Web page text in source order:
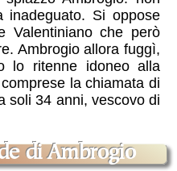
inadeguato. Si oppose
Valentiniano che però
Ambrogio allora fuggì,
lo ritenne idoneo alla
la chiamata di
soli 34 anni, vescovo di
di Ambrogio